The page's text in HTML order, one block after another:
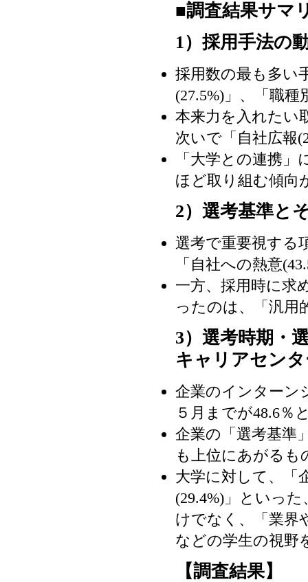
■調査結果サマ
1）採用手法の
採用数の最も多い
(27.5%)」、「職
本来力を入れたい
次いで「自社広報
「大学との連携
ほど取り組む傾向
2）選考基準と
選考で重要視する
「自社への熱意
一方、採用時に求
ったのは、「汎用
3）選考時期・
キャリアセン
企業のインターン
５月までが48.6％
企業の「選考基準
も上位にあがるも
大学に対して、「
(29.4%)」といっ
けでなく、「業界
などの学生の視野
【調査結果】